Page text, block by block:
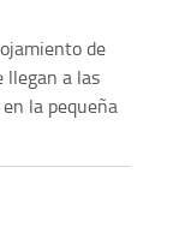
de
llegan a las
la pequeña